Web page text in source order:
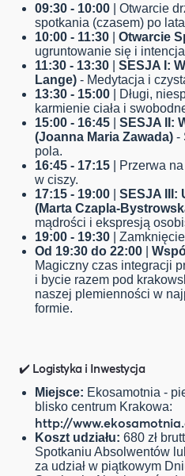
09:30 - 10:00 | Otwarcie
spotkania (czasem) po
10:00 - 11:30
Otwarcie
ugruntowanie się i
11:30 - 13:30
SESJA I:
Lange) - Medytacja i
13:30 - 15:00 | Długi,
karmienie ciała i
15:00 - 16:45
SESJA II:
(Joanna Maria Zawada) -
pola.
16:45 - 17:15 | Przerwa
w ciszy.
17:15 - 19:00
SESJA III:
(Marta Czapla-
mądrości i ekspresją
19:00 - 19:30 |
Od 19:30 do 22:00
Magiczny czas integracji
i bycie razem pod
naszej plemienności w
formie.
✔️ Logistyka i Inwestycja
Miejsce: Ekosamotnia -
blisko centrum Krakowa:
http://
Koszt udziału: 680 zł
Spotkaniu Absolwentów
za udział w piątkowym